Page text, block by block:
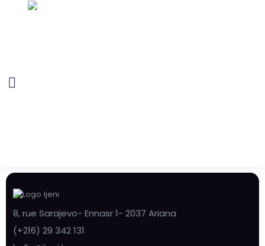
8, rue Sarajevo- Ennasr 1- 2037 Ariana
(+216) 29 342 131